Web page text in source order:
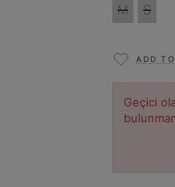
M S
ADD
Geçici